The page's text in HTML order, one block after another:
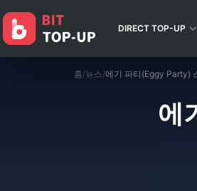
DIRECT TOP-UP
홈/뉴스/
에